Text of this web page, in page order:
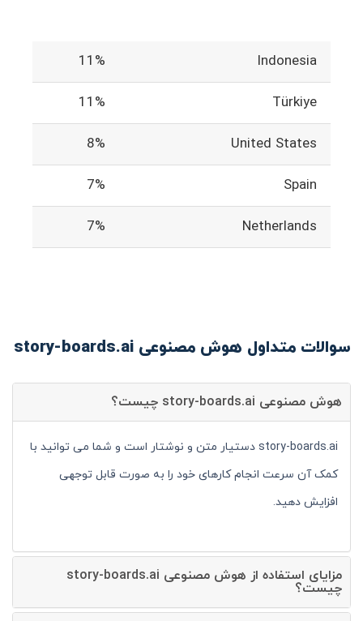
Indonesia
11%
Türkiye
11%
United States
8%
Spain
7%
Netherlands
7%
سوالات متداول هوش مصنوعی story-boards.ai
هوش مصنوعی story-boards.ai چیست؟
story-boards.ai دستیار متن و نوشتار است و شما می توانید با
کمک آن سرعت انجام کارهای خود را به صورت قابل توجهی
افزایش دهید.
مزایای استفاده از هوش مصنوعی story-boards.ai
چیست؟